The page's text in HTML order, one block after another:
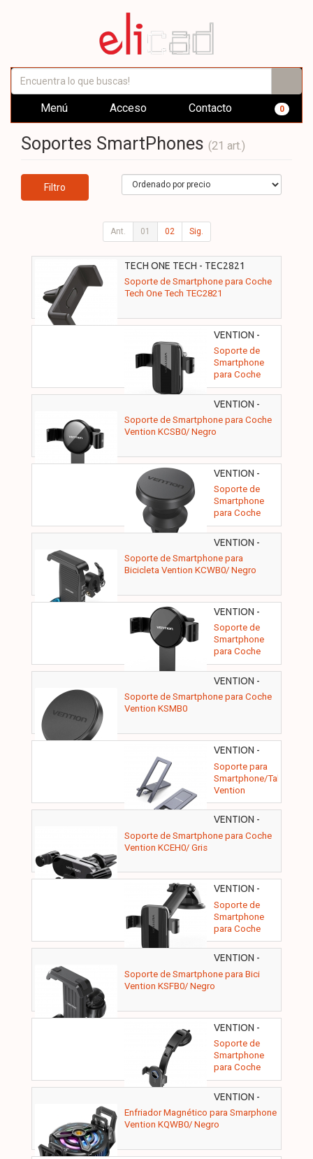
Menú Acceso Contacto 0
Soportes SmartPhones (21 art.)
Filtro
Ant. 01 02 Sig.
TECH ONE TECH - TEC2821
Soporte de Smartphone para Coche
Tech One Tech TEC2821
VENTION -
KCTB0
Soporte de
Smartphone
para Coche
Vention
KCTB0/ Negro
VENTION -
KCSB0
Soporte de Smartphone para Coche
Vention KCSB0/ Negro
VENTION -
KSLB0
Soporte de
Smartphone
para Coche
Vention KSLB0
VENTION -
KCWB0
Soporte de Smartphone para
Bicicleta Vention KCWB0/ Negro
VENTION -
KCGB0
Soporte de
Smartphone
para Coche
Vention
KCGB0/ Negro
VENTION -
KSMB0
Soporte de Smartphone para Coche
Vention KSMB0
VENTION -
KCZH0
Soporte para
Smartphone/Tablet
Vention
KCZH0/ Gris
VENTION -
KCEH0
Soporte de Smartphone para Coche
Vention KCEH0/ Gris
VENTION -
KCOB0
Soporte de
Smartphone
para Coche
Vention
KCOB0/ Negro
VENTION -
KSFB0
Soporte de Smartphone para Bici
Vention KSFB0/ Negro
VENTION -
KSCB0
Soporte de
Smartphone
para Coche
Vention
KSCB0/ Negro
VENTION -
KQWB0
Enfriador Magnético para Smarphone
Vention KQWB0/ Negro